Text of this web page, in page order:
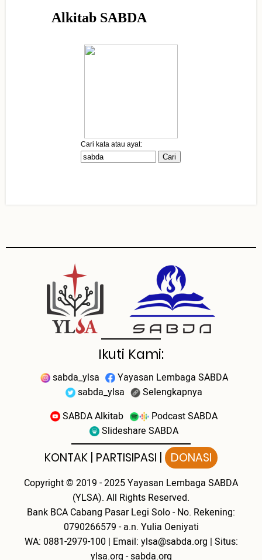
Ikuti Kami:
sabda_ylsa
Yayasan Lembaga SABDA
sabda_ylsa
Selengkapnya
SABDA Alkitab
Podcast SABDA
Slideshare SABDA
KONTAK | PARTISIPASI | DONASI
Copyright© 2019 - 2025Yayasan Lembaga SABDA
(YLSA). All Rights Reserved.
Bank BCA Cabang Pasar Legi Solo - No. Rekening:
0790266579 - a.n. Yulia Oeniyati
WA: 0881-2979-100 | Email: ylsa@sabda.org | Situs:
ylsa.org -sabda.org